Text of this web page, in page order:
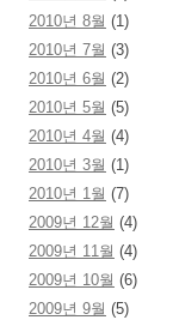
2010년 8월 (1)
2010년 7월 (3)
2010년 6월 (2)
2010년 5월 (5)
2010년 4월 (4)
2010년 3월 (1)
2010년 1월 (7)
2009년 12월 (4)
2009년 11월 (4)
2009년 10월 (6)
2009년 9월 (5)